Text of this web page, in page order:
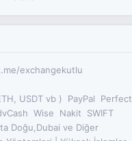
exchangekutlu
USDT vb )  PayPal  Perfect
 Wise  Nakit  SWIFT 
Doğu,Dubai ve Diğer